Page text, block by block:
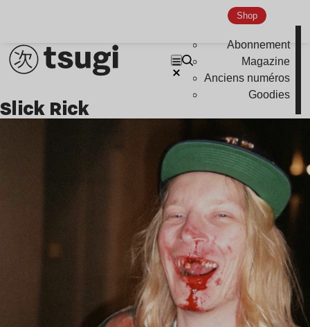
Shop
Abonnement
Magazine
Anciens numéros
Goodies
Slick Rick